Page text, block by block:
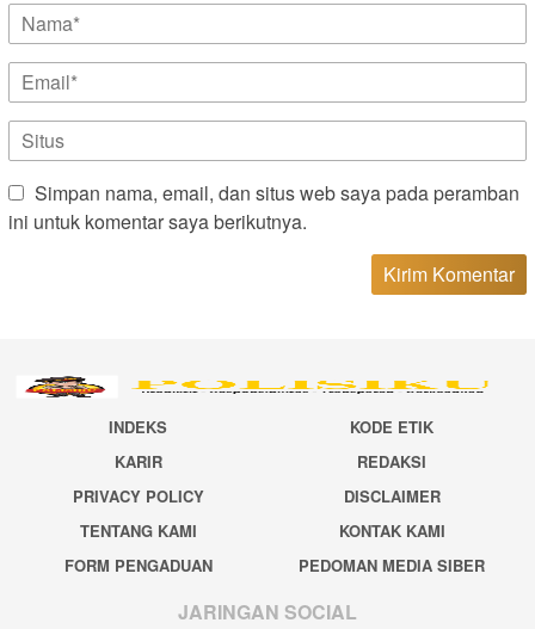
Simpan nama, email, dan situs web saya pada peramban
ini untuk komentar saya berikutnya.
INDEKS
KODE ETIK
KARIR
REDAKSI
PRIVACY POLICY
DISCLAIMER
TENTANG KAMI
KONTAK KAMI
FORM PENGADUAN
PEDOMAN MEDIA SIBER
JARINGAN SOCIAL